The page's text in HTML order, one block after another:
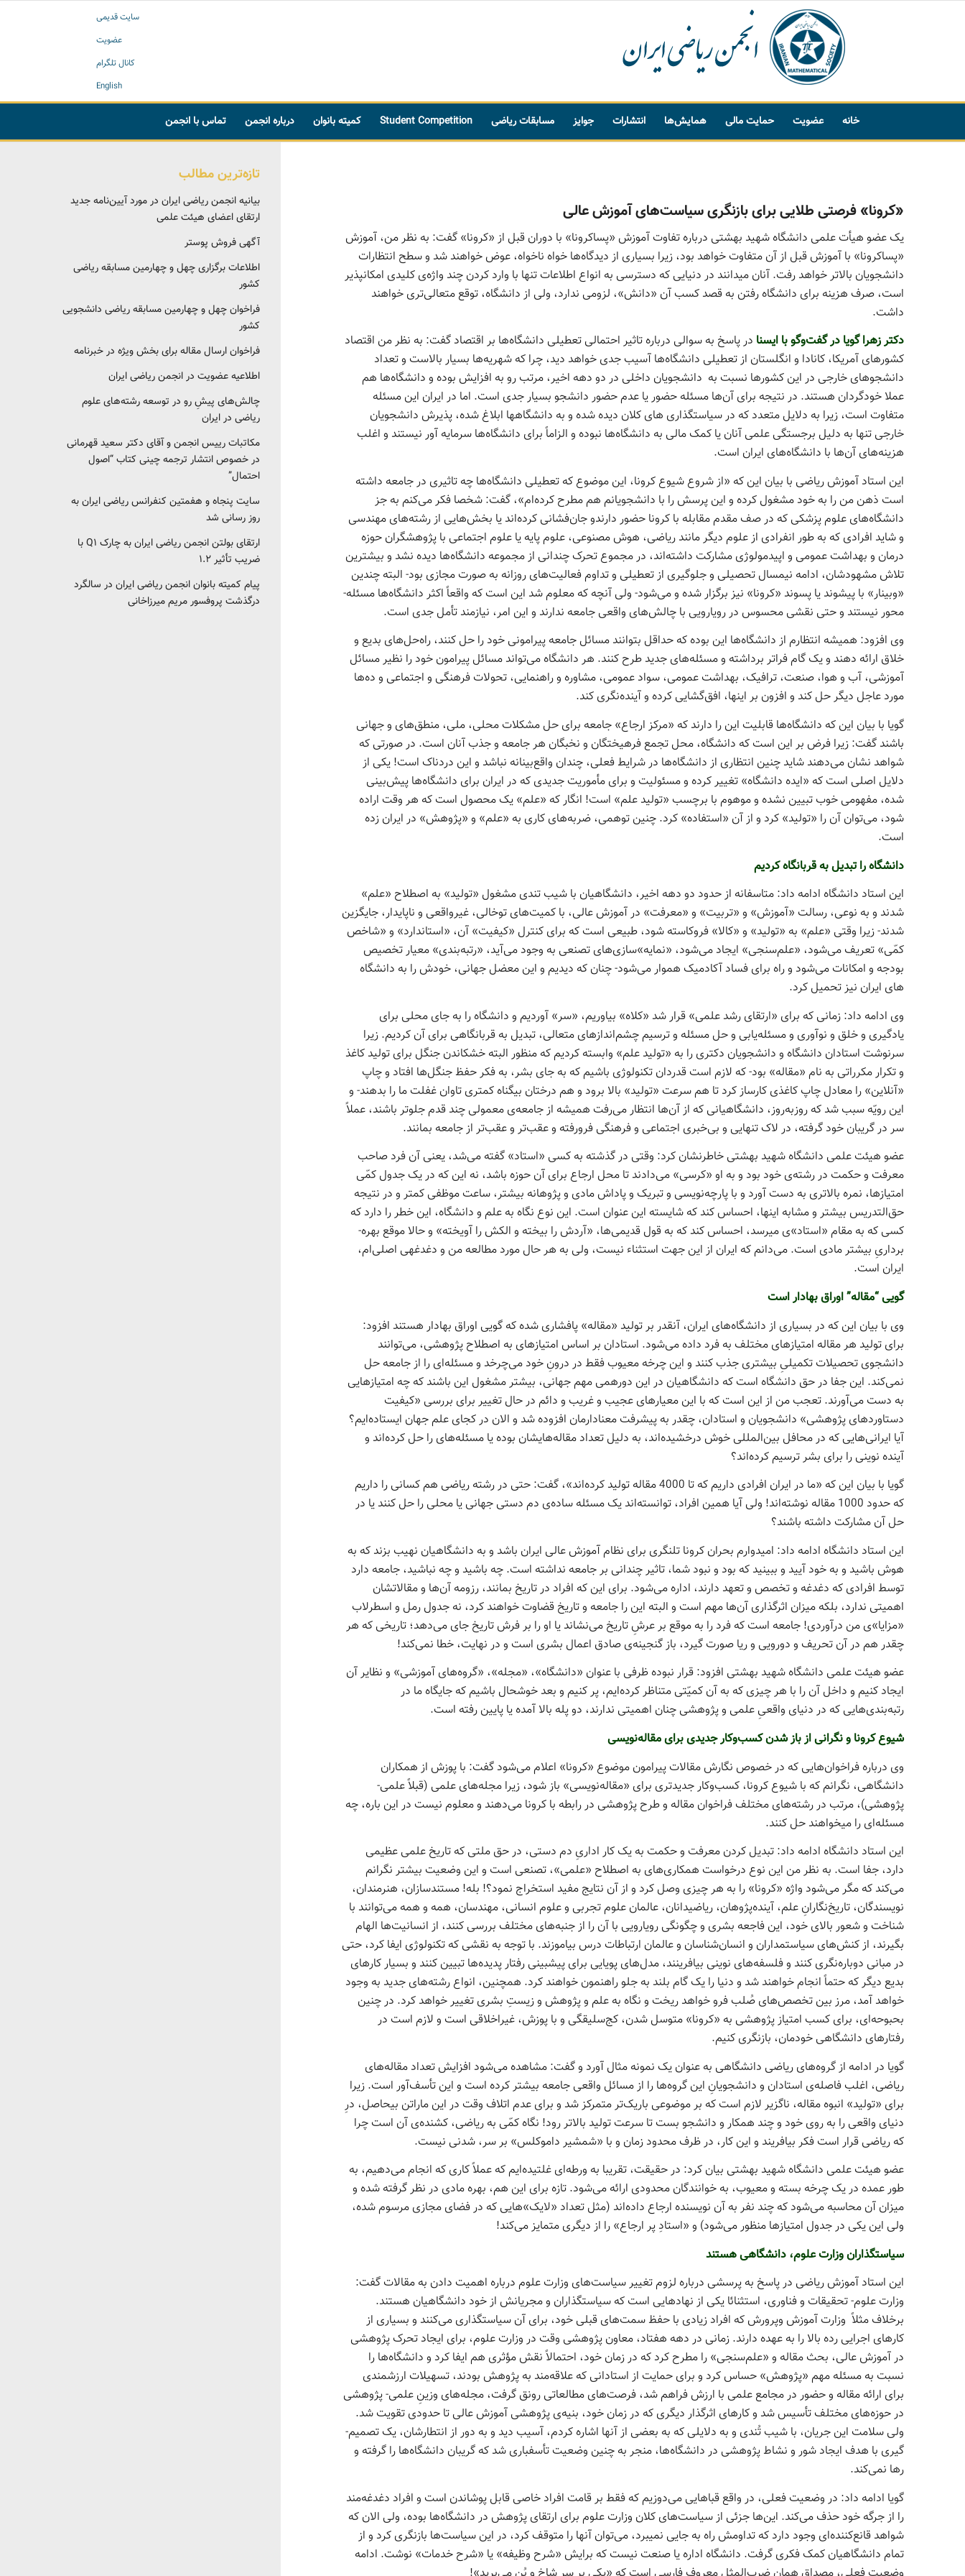
سایت قدیمی
عضویت
کانال تلگرام
English
خانه عضویت حمایت مالی همایش‌ها انتشارات جوایز مسابقات ریاضی Student Competition کمیته بانوان درباره انجمن تماس با انجمن
«کرونا» فرصتی طلایی برای بازنگری سیاست­‌های آموزش عالی
یک عضو هیأت علمی دانشگاه شهید بهشتی درباره تفاوت آموزش «پساکرونا» با دوران قبل از «کرونا» گفت: به نظر من، آموزش
«پساکرونا» با آموزش قبل از آن متفاوت خواهد بود، زیرا بسیاری از دیدگاه­‌ها خواه ناخواه، عوض خواهند شد و سطح انتظارات
دانشجویان بالاتر خواهد رفت. آنان می­دانند در دنیایی که دسترسی به انواع اطلاعات تنها با وارد کردن چند واژه‌­ی کلیدی امکان­پذیر
است، صرف هزینه برای دانشگاه رفتن به قصد کسب آن «دانش»، لزومی ندارد، ولی از دانشگاه، توقع متعالی­‌تری خواهند
داشت.
دکتر زهرا گویا در گفت‌وگو با ایسنا در پاسخ به سوالی درباره تاثیر احتمالی تعطیلی دانشگاه‌ها بر اقتصاد گفت: به نظر من اقتصاد
کشورهای آمریکا، کانادا و انگلستان از تعطیلی دانشگاه‌ها آسیب جدی خواهد دید، چرا که شهریه‌ها بسیار بالاست و تعداد
دانشجوهای خارجی در این کشورها نسبت به دانشجویان داخلی در دو دهه اخیر، مرتب رو به افزایش بوده و دانشگاه‌ها هم
عملا خودگردان هستند. در نتیجه برای آن‌ها مسئله حضور یا عدم ­حضور دانشجو بسیار جدی است. اما در ایران این مسئله
متفاوت است، زیرا به دلایل متعدد که در سیاست­گذاری­ های کلان دیده شده و به دانشگاه­ها ابلاغ شده، پذیرش دانشجویان
خارجی تنها به دلیل برجستگی علمی آنان یا کمک مالی به دانشگاه­‌ها نبوده و الزاماً برای دانشگاه­‌ها سرمایه­ آور نیستند و اغلب
هزینه‌های آن‌ها با دانشگاه‌های ایران است.
این استاد آموزش ریاضی با بیان این که «از شروع شیوع کرونا، این موضوع که تعطیلی دانشگاه‌ها چه تاثیری در جامعه داشته
است ذهن من را به خود مشغول کرده و این پرسش را با دانشجویانم هم مطرح کرده‌ام»، گفت: شخصا فکر می‌کنم به جز
دانشگاه‌های علوم پزشکی که در صف مقدم مقابله با کرونا حضور دارندو جان‌فشانی کرده‌اند یا بخش‌هایی از رشته‌های مهندسی
و شاید افرادی که به طور انفرادی از علوم دیگر مانند ریاضی، هوش­ مصنوعی، علوم پایه یا علوم اجتماعی با پژوهشگران حوزه
درمان و بهداشت عمومی و اپیدمولوژی مشارکت داشته‌اند، در مجموع تحرک چندانی از مجموعه دانشگاه‌ها دیده نشد و بیشترین
تلاش مشهودشان، ادامه نیم­سال تحصیلی و جلوگیری از تعطیلی و تداوم فعالیت­‌های روزانه به صورت مجازی بود- البته چندین
«وبینار» با پیشوند یا پسوند «کرونا» نیز برگزار شده و می‌­شود- ولی آنچه که معلوم شد این است که واقعاً اکثر دانشگاه‌ها مسئله-‌
محور نیستند و حتی نقشی محسوس در رویارویی با چالش­‌های واقعی جامعه ندارند و این امر، نیازمند تأمل جدی است.
وی افزود: همیشه انتظارم از دانشگاه­‌ها این بوده که حداقل بتوانند مسائل جامعه پیرامونی خود را حل کنند، راه­‌حل­‌های بدیع و
خلاق ارائه دهند و یک گام فراتر برداشته و مسئله­‌های جدید طرح کنند. هر دانشگاه می‌­تواند مسائل پیرامون خود را نظیر مسائل
آموزشی، آب و هوا، صنعت، ترافیک، بهداشت عمومی، سواد عمومی، مشاوره و راهنمایی، تحولات فرهنگی و اجتماعی و ده­‌ها
مورد عاجل دیگر حل کند و افزون بر اینها، افق‌­گشایی کرده و آینده­‌نگری کند.
گویا با بیان این که دانشگاه‌ها قابلیت این را دارند که «مرکز ارجاع» جامعه برای حل مشکلات محلی، ملی، منطق‌ه­ای و جهانی
باشند گفت: زیرا فرض بر این است که دانشگاه، محل تجمع فرهیختگان و نخبگان هر جامعه و جذب آنان است. در صورتی که
شواهد نشان می‌­دهند شاید چنین انتظاری از دانشگاه­‌ها در شرایط فعلی، چندان واقع‌­بینانه نباشد و این دردناک است! یکی از
دلایل اصلی است که «ایده دانشگاه» تغییر کرده و مسئولیت و برای مأموریت جدیدی که در ایران برای دانشگاه­‌ها پیش‌­بینی
شده، مفهومی خوب تبیین نشده و موهوم با برچسب «تولید علم» است! انگار که «علم» یک محصول است که هر وقت اراده
شود، می­‌توان آن را «تولید» کرد و از آن «استفاده» کرد. چنین توهمی، ضربه­‌های کاری به «علم» و «پژوهش» در ایران زده
است.
دانشگاه را تبدیل به قربانگاه کردیم
این استاد دانشگاه ادامه داد: متاسفانه از حدود دو دهه اخیر، دانشگاهیان با شیب تندی مشغول «تولید» به اصطلاح «علم»
شدند و به نوعی، رسالت «آموزش» و «تربیت» و «معرفت» در آموزش عالی، با کمیت‌­های توخالی، غیرواقعی و ناپایدار، جایگزین
شدند- زیرا وقتی «علم» به «تولید» و «کالا» فروکاسته شود، طبیعی است که برای کنترل «کیفیت» آن، «استاندارد» و «شاخص
کمّی» تعریف می­‌شود، «علم­‌سنجی» ایجاد می­‌شود، «نمایه»سازی­‌های تصنعی به وجود می­‌آید، «رتبه­‌بندی» معیار تخصیص
بودجه و امکانات می­‌شود و راه برای فساد آکادمیک هموار می­‌شود- چنان که دیدیم و این معضل جهانی، خودش را به دانشگاه­‌
های ایران نیز تحمیل کرد.
وی ادامه داد: زمانی که برای «ارتقای رشد علمی» قرار شد «کلاه» بیاوریم، «سر» آوردیم و دانشگاه را به جای محلی برای
یادگیری و خلق و نوآوری و مسئله­‌یابی و حل­ مسئله و ترسیم چشم­‌اندازهای متعالی، تبدیل به قربانگاهی برای آن کردیم. زیرا
سرنوشت استادان دانشگاه و دانشجویان دکتری را به «تولید علم» وابسته کردیم که منظور البته خشکاندن جنگل برای تولید کاغذ
و تکرار مکرراتی به نام «مقاله» بود- که لازم است قدردان تکنولوژی باشیم که به جای بشر، به فکر حفظ جنگل­‌ها افتاد و چاپ
«آنلاین» را معادل چاپ کاغذی کارساز کرد تا هم سرعت «تولید» بالا برود و هم درختان بی­گناه کمتری تاوان غفلت ما را بدهند- و
این رویّه سبب شد که روزبه‌روز، دانشگاهیانی که از آن‌ها انتظار می­‌رفت همیشه از جامعه­‌ی معمولی چند قدم جلوتر باشند، عملاً
سر در گریبان خود گرفته، در لاک تنهایی و بی­‌خبری اجتماعی و فرهنگی فرورفته و عقب­‌تر و عقب­‌تر از جامعه بمانند.
عضو هیئت علمی دانشگاه شهید بهشتی خاطرنشان کرد: وقتی در گذشته به کسی «استاد» گفته می‌شد، یعنی آن فرد صاحب
معرفت و حکمت در رشته­‌ی‌ خود بود و به او «کرسی» می­‌دادند تا محل ارجاع برای آن حوزه باشد، نه این که در یک جدول کمّی
امتیازها، نمره بالاتری به دست آورد و با پارچه­‌نویسی و تبریک و پاداش مادی و پژوهانه بیشتر، ساعت موظفی کمتر و در نتیجه
حق‌­التدریس بیشتر و مشابه اینها، احساس کند که شایسته این عنوان است. این نوع نگاه به علم و دانشگاه، این خطر را دارد که
کسی که به مقام «استاد»ی می­رسد، احساس کند که به قول قدیمی­‌ها، «آردش را بیخته و الکش را آویخته» و حالا موقع بهره‌­
برداریِ بیشتر مادی است. می‌­دانم که ایران از این جهت استثناء نیست، ولی به هر حال مورد مطالعه من و دغدغه­ی اصلی‌­ام،
ایران است.
گویی “مقاله” اوراق بهادار است
وی با بیان این که در بسیاری از دانشگاه‌های ایران، آنقدر بر تولید «مقاله» پافشاری شده که گویی اوراق بهادار هستند افزود:
برای تولید هر مقاله‌ امتیازهای مختلف به فرد داده می‌شود. استادان بر اساس امتیازهای به اصطلاح پژوهشی، می‌توانند
دانشجوی تحصیلات تکمیلیِ بیشتری جذب کنند و این چرخه معیوب فقط در درونِ خود می‌چرخد و مسئله‌ای را از جامعه حل
نمی‌کند. این جفا در حق دانشگاه است که دانشگاهیان در این دوره­می‌ مهم جهانی، بیشتر مشغول این باشند که چه امتیازهایی
به دست می­‌آورند. تعجب من از این است که با این معیارهای عجیب و غریب و دائم در حال تغییر برای بررسی «کیفیت
دستاوردهای پژوهشی» دانشجویان و استادان، چقدر به پیشرفت معنادارمان افزوده شد و الان در کجای علم جهان ایستاده‌ایم؟
آیا ایرانی‌هایی که در محافل بین‌المللی خوش درخشیده‌اند، به دلیل تعداد مقاله­‌هایشان بوده یا مسئله‌ه­ای را حل کرده­‌اند و
آینده نوینی را برای بشر ترسیم کرده‌­اند؟
گویا با بیان این که «ما در ایران افرادی داریم که تا 4000 مقاله تولید کرده‌­اند»، گفت: حتی در رشته ریاضی هم کسانی را داریم
که حدود 1000 مقاله نوشته‌اند! ولی آیا همین­ افراد، توانسته‌اند یک مسئله ساده‌ی دم دستی جهانی یا محلی را حل کنند یا در
حل آن مشارکت داشته باشند؟
این استاد دانشگاه ادامه داد: امیدوارم بحران کرونا تلنگری برای نظام آموزش عالی ایران باشد و به دانشگاهیان نهیب بزند که به
هوش باشید و به خود آیید و ببینید که بود و نبود شما، تاثیر چندانی بر جامعه نداشته است. چه باشید و چه نباشید، جامعه دارد
توسط افرادی که دغدغه و تخصص و تعهد دارند، اداره می‌شود. برای این که افراد در تاریخ بمانند، رزومه آن‌ها و مقالاتشان
اهمیتی ندارد، بلکه میزان اثرگذاری آن‌ها مهم است و البته این را جامعه و تاریخ قضاوت خواهند کرد، نه جدول رمل و اسطرلاب
«مزایا»ی من­ درآوردی! جامعه است که فرد را به موقع بر عرشِ تاریخ می­‌نشاند یا او را بر فرش تاریخ جای می­‌دهد؛ تاریخی که هر
چقدر هم در آن تحریف و دورویی و ریا صورت گیرد، باز گنجینه­‌ی صادق اعمال بشری است و در نهایت، خطا نمی­‌کند!
عضو هیئت علمی دانشگاه شهید بهشتی افزود: قرار نبوده ظرفی با عنوان «دانشگاه»، «مجله»، «گروه‌های آموزشی» و نظایر آن
ایجاد کنیم و داخل آن را با هر چیزی که به آن کمیّتی متناظر کرده­‌ایم، پر کنیم و بعد خوشحال باشیم که جایگاه ما در
رتبه‌بندی‌هایی که در دنیای واقعیِ علمی و پژوهشی چنان اهمیتی ندارند، دو پله بالا آمده یا پایین رفته است.
شیوع کرونا و نگرانی از باز شدن کسب‌وکار جدیدی برای مقاله‌نویسی
وی درباره فراخوان‌هایی که در خصوص نگارش مقالات پیرامون موضوع «کرونا» اعلام می‌شود گفت: با پوزش از همکاران
دانشگاهی، نگرانم که با شیوع کرونا، کسب‌­وکار جدیدتری برای «مقاله­‌نویسی» باز شود، زیرا مجله‌های علمی (قبلاً علمی-
پژوهشی)، مرتب در رشته‌های مختلف فراخوان مقاله و طرح پژوهشی در رابطه با کرونا می‌دهند و معلوم نیست در این باره، چه
مسئله­‌ای را می­خواهند حل کنند.
این استاد دانشگاه ادامه داد: تبدیل کردن معرفت و حکمت به یک کار اداریِ دم دستی، در حق ملتی که تاریخ علمی عظیمی
دارد، جفا است. به نظر من این نوع درخواست همکاری‌های به اصطلاح «علمی»، تصنعی است و این وضعیت بیشتر نگرانم
می‌کند که مگر می‌شود واژه «کرونا» را به هر چیزی وصل کرد و از آن نتایج مفید استخراج نمود؟! بله! مستندسازان، هنرمندان،
نویسندگان، تاریخ‌نگارانِ علم، آینده‌­پژوهان، ریاضی­دانان، عالمان علوم تجربی و علوم انسانی، مهندسان، همه و همه می­‌توانند با
شناخت و شعور بالای خود، این فاجعه بشری و چگونگی رویارویی با آن را از جنبه‌­های مختلف بررسی کنند، از انسانیت‌­ها الهام
بگیرند، از کنش‌­های سیاست­مداران و انسان­‌شناسان و عالمان ارتباطات درس بیاموزند. با توجه به نقشی که تکنولوژی ایفا کرد، حتی
در مبانی دوباره‌­نگری کنند و فلسفه‌­های نوینی بیافرینند، مدل­‌های پویایی برای پیش­بینی رفتار پدیده‌­ها تبیین کنند و بسیار کارهای
بدیع دیگر که حتماً انجام خواهند شد و دنیا را یک گام بلند به جلو راهنمون خواهند کرد. همچنین، انواع رشته­‌های جدید به وجود
خواهد آمد، مرز بین تخصص­‌های صُلب فرو خواهد ریخت و نگاه به علم و پژوهش و زیستِ بشری تغییر خواهد کرد. در چنین
بحبوحه­‌ای، برای کسب امتیاز پژوهشی به «کرونا» متوسل شدن، کج‌­سلیقگی و با پوزش، غیراخلاقی است و لازم است در
رفتارهای دانشگاهی خودمان، بازنگری کنیم.
گویا در ادامه از گروه­‌های ریاضی دانشگاهی به عنوان یک نمونه مثال آورد و گفت: مشاهده می­‌شود افزایش تعداد مقاله‌­های
ریاضی، اغلب فاصله­‌ی استادان و دانشجویانِ این گروه‌­ها را از مسائل واقعی جامعه بیشتر کرده است و این تأسف‌­آور است. زیرا
برای «تولید» انبوه مقاله، ناگزیر لازم است که بر موضوعی باریک‌­تر متمرکز شد و برای عدم اتلاف وقت در این ماراتن بی­حاصل، درِ
دنیای واقعی را به روی خود و چند همکار و دانشجو بست تا سرعت تولید بالاتر رود! نگاه کمّی به ریاضی، کشنده­‌ی آن است چرا
که ریاضی قرار است فکر بیافریند و این کار، در ظرف محدود زمان و با «شمشیر داموکلس» بر سر، شدنی نیست.
عضو هیئت علمی دانشگاه شهید بهشتی بیان کرد: در حقیقت، تقریبا به ورطه‌­ای غلتیده‌­ایم که عملاً کاری که انجام می‌دهیم، به
طور عمده در یک چرخه بسته و معیوب، به خوانندگان محدودی ارائه می‌شود. تازه برای این هم، بهره مادی در نظر گرفته شده و
میزان آن محاسبه می‌­شود که چند نفر به آن نویسنده ارجاع داده­‌اند (مثل تعداد «لایک­»هایی که در فضای مجازی مرسوم شده،
ولی این یکی در جدول امتیازها منظور می­‌شود) و «استادِ پر ارجاع» را از دیگری متمایز می‌­کند!
سیاستگذاران وزارت علوم، دانشگاهی هستند
این استاد آموزش ریاضی در پاسخ به پرسشی درباره لزوم تغییر سیاست‌های وزارت علوم درباره اهمیت دادن به مقالات گفت:
وزارت علوم- تحقیقات و فناوری، استثنائا یکی از نهادهایی است که سیاستگذاران و مجریانش از خود دانشگاهیان هستند.
برخلاف مثلاً وزارت آموزش­ وپرورش که افراد زیادی با حفظ سمت‌های قبلی خود، برای آن سیاستگذاری می‌کنند و بسیاری از
کارهای اجرایی رده بالا را به عهده دارند. زمانی در دهه هفتاد، معاون پژوهشی وقت در وزارت علوم، برای ایجاد تحرک پژوهشی
در آموزش عالی، بحث مقاله و «علم­‌سنجی» را مطرح کرد که در زمان خود، احتمالاً نقش مؤثری هم ایفا کرد و دانشگاه‌­ها را
نسبت به مسئله مهم «پژوهش» حساس کرد و برای حمایت از استادانی که علاقه‌­مند به پژوهش بودند، تسهیلات ارزشمندی
برای ارائه مقاله و حضور در مجامع علمی با ارزش فراهم شد، فرصت­‌های مطالعاتی رونق گرفت، مجله‌­های وزینِ علمی- پژوهشی
در حوزه‌­های مختلف تأسیس شد و کارهای اثرگذار دیگری که در زمان خود، بنیه­‌ی پژوهشی آموزش عالی تا حدودی تقویت شد.
ولی سلامت این جریان، با شیب تُندی و به دلایلی که به بعضی از آنها اشاره کردم، آسیب دید و به دور از انتطارشان، یک تصمیم‌­
گیری با هدف ایجاد شور و نشاط پژوهشی در دانشگاه‌­ها، منجر به چنین وضعیت تأسف­باری شد که گریبان دانشگاه‌­ها را گرفته و
رها نمی‌­کند.
گویا ادامه داد: در وضعیت فعلی، در واقع قباهایی می‌­دوزیم که فقط بر قامت افراد خاصی قابل پوشاندن است و افراد دغدغه‌مند
را از جرگه‌ خود حذف می‌کند. این‌ها جزئی از سیاست‌های کلان وزارت علوم برای ارتقای پژوهش در دانشگاه‌­ها بوده، ولی الان که
شواهد قانع‌کننده‌­ای وجود دارد که تداومش راه به جایی نمی­برد، می­‌توان آن­ها را متوقف کرد، در این سیاست‌­­ها بازنگری کرد و از
تمام دانشگاهیان کمک فکری گرفت. دانشگاه اداره یا صنعت نیست که برایش «شرح وظیفه» یا «شرح خدمات» نوشت. ادامه
تازه‌ترین مطالب
بیانیه انجمن ریاضی ایران در مورد آیین‌نامه جدید
ارتقای اعضای هیئت علمی
آگهی فروش پوستر
اطلاعات برگزاری چهل و چهارمین مسابقه ریاضی
کشور
فراخوان چهل و چهارمین مسابقه ریاضی دانشجویی
کشور‎‎
فراخوان ارسال مقاله برای بخش ویژه در خبرنامه
اطلاعیه عضویت در انجمن ریاضی ایران
چالش‌های پیشِ رو در توسعه رشته‌های علوم
ریاضی در ایران
مکاتبات رییس انجمن و آقای دکتر سعید قهرمانی
در خصوص انتشار ترجمه چینی کتاب “اصول
احتمال”
سایت پنجاه و هفمتین کنفرانس ریاضی ایران به
روز رسانی شد
ارتقای بولتن انجمن ریاضی ایران به چارک Q1 با
ضریب تأثیر ۱.۲
پیام کمیته بانوان انجمن ریاضی ایران در سالگرد
درگذشت پروفسور مریم میرزاخانی